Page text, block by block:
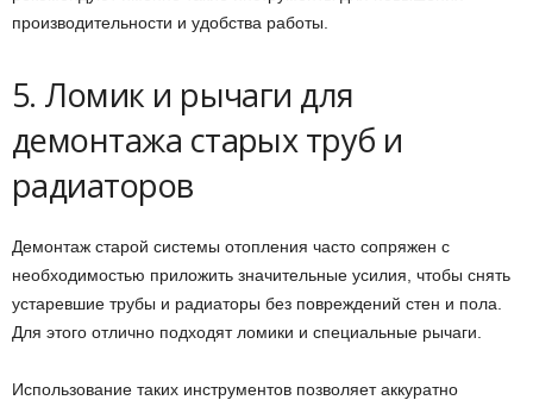
производительности и удобства работы.
5. Ломик и рычаги для
демонтажа старых труб и
радиаторов
Демонтаж старой системы отопления часто сопряжен с
необходимостью приложить значительные усилия, чтобы снять
устаревшие трубы и радиаторы без повреждений стен и пола.
Для этого отлично подходят ломики и специальные рычаги.
Использование таких инструментов позволяет аккуратно